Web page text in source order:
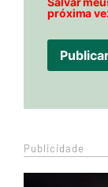
próxima
Publicidade